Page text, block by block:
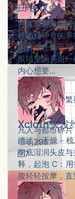
凡人与都市碎片
904
5
白色议会 –
许久没有来到
往那样神奇的
我讨厌在镜子
眼睛里的亮斑
内心想要...
繁
凡人与都市碎片
8,296
7
Xcloth头发
清洁 - 干燥 - 梳
彻底湿润头皮
释，起泡 C：
腹轻轻按摩，